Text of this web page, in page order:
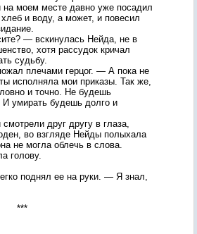
на моем месте давно уже посадил
и воду, а может, и повесил
— вскинулась Нейда, не в
хотя рассудок кричал
судьбу.
плечами герцог. — А пока не
исполняла мои приказы. Так же,
и точно. Не будешь
умирать будешь долго и
друг другу в глаза,
во взгляде Нейды полыхала
не могла облечь в слова.
голову.
поднял ее на руки. — Я знал,
***